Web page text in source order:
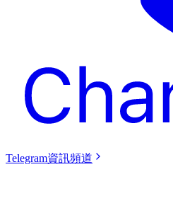
Telegram資訊頻道